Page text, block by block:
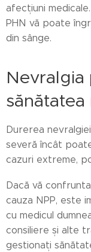
afecțiuni
PHN vă poate
din sânge.
Nevralgia
sănătatea
Durerea
severă încât
cazuri extreme,
Dacă vă
cauza NPP, este
cu medicul
consiliere și alte
gestionați